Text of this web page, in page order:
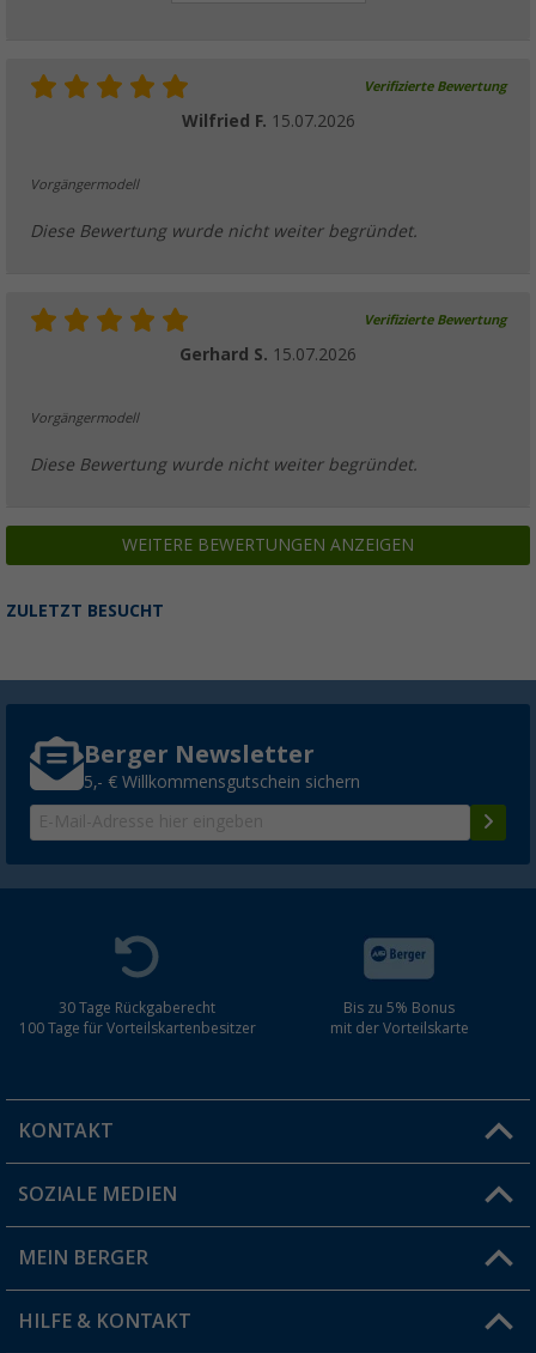
Verifizierte Bewertung
Wilfried F. 15.07.2026
Vorgängermodell
Diese Bewertung wurde nicht weiter begründet.
Verifizierte Bewertung
Gerhard S. 15.07.2026
Vorgängermodell
Diese Bewertung wurde nicht weiter begründet.
WEITERE BEWERTUNGEN ANZEIGEN
ZULETZT BESUCHT
Berger Newsletter
5,- € Willkommensgutschein sichern
30 Tage Rückgaberecht
100 Tage für Vorteilskartenbesitzer
Bis zu 5% Bonus
mit der Vorteilskarte
KONTAKT
Du hast eine Frage?
Filiale finden
SOZIALE MEDIEN
MEIN BERGER
Vorteilskarte
HILFE & KONTAKT